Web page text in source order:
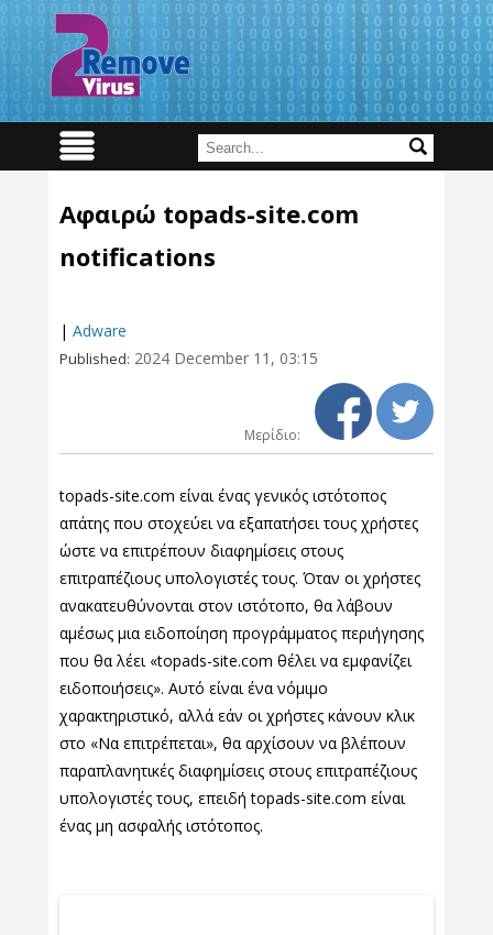
Αφαιρώ topads-site.com
notifications
| Adware
Published: 2024 December 11, 03:15
Μερίδιο:
topads-site.com είναι ένας γενικός ιστότοπος
απάτης που στοχεύει να εξαπατήσει τους χρήστες
ώστε να επιτρέπουν διαφημίσεις στους
επιτραπέζιους υπολογιστές τους. Όταν οι χρήστες
ανακατευθύνονται στον ιστότοπο, θα λάβουν
αμέσως μια ειδοποίηση προγράμματος περιήγησης
που θα λέει «topads-site.com θέλει να εμφανίζει
ειδοποιήσεις». Αυτό είναι ένα νόμιμο
χαρακτηριστικό, αλλά εάν οι χρήστες κάνουν κλικ
στο «Να επιτρέπεται», θα αρχίσουν να βλέπουν
παραπλανητικές διαφημίσεις στους επιτραπέζιους
υπολογιστές τους, επειδή topads-site.com είναι
ένας μη ασφαλής ιστότοπος.